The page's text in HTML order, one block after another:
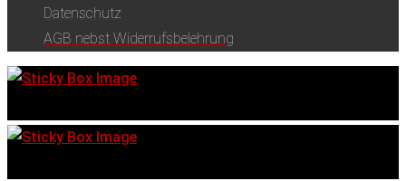
Datenschutz
AGB nebst Widerrufsbelehrung